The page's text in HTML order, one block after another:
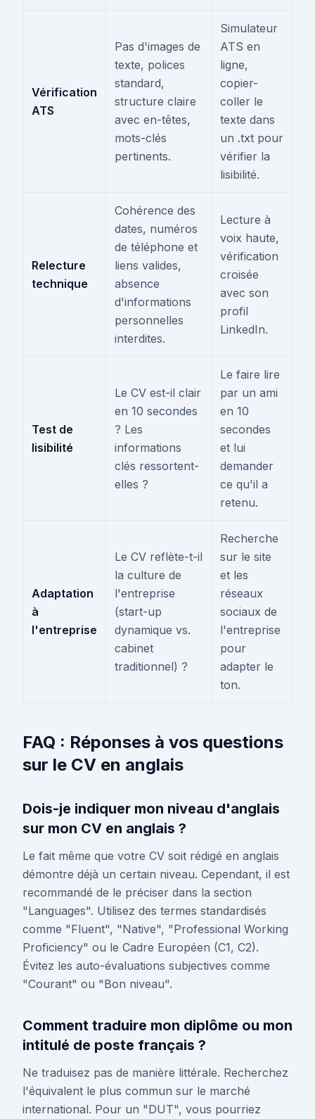
Vérification
ATS
Pas d'images de
texte, polices
standard,
structure claire
avec en-têtes,
mots-clés
pertinents.
Simulateur
ATS en
ligne,
copier-
coller le
texte dans
un .txt pour
vérifier la
lisibilité.
Relecture
technique
Cohérence des
dates, numéros
de téléphone et
liens valides,
absence
d'informations
personnelles
interdites.
Lecture à
voix haute,
vérification
croisée
avec son
profil
LinkedIn.
Test de
lisibilité
Le CV est-il clair
en 10 secondes
? Les
informations
clés ressortent-
elles ?
Le faire lire
par un ami
en 10
secondes
et lui
demander
ce qu'il a
retenu.
Adaptation
à
l'entreprise
Le CV reflète-t-il
la culture de
l'entreprise
(start-up
dynamique vs.
cabinet
traditionnel) ?
Recherche
sur le site
et les
réseaux
sociaux de
l'entreprise
pour
adapter le
ton.
FAQ : Réponses à vos questions
sur le CV en anglais
Dois-je indiquer mon niveau d'anglais
sur mon CV en anglais ?
Le fait même que votre CV soit rédigé en anglais
démontre déjà un certain niveau. Cependant, il est
recommandé de le préciser dans la section
"Languages". Utilisez des termes standardisés
comme "Fluent", "Native", "Professional Working
Proficiency" ou le Cadre Européen (C1, C2).
Évitez les auto-évaluations subjectives comme
"Courant" ou "Bon niveau".
Comment traduire mon diplôme ou mon
intitulé de poste français ?
Ne traduisez pas de manière littérale. Recherchez
l'équivalent le plus commun sur le marché
international. Pour un "DUT", vous pourriez